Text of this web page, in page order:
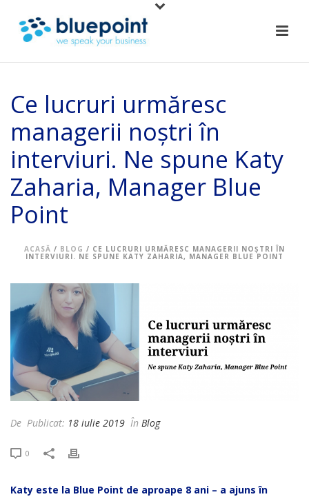
Ce lucruri urmăresc
managerii noștri în
interviuri. Ne spune Katy
Zaharia, Manager Blue
Point
ACASĂ / BLOG / CE LUCRURI URMĂRESC MANAGERII NOȘTRI ÎN
INTERVIURI. NE SPUNE KATY ZAHARIA, MANAGER BLUE POINT
De Publicat: 18 iulie 2019 În Blog
0
Katy este la Blue Point de aproape 8 ani – a ajuns în